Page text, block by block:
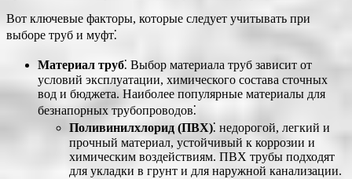
Вот ключевые факторы, которые следует учитывать при
выборе труб и муфт⁚
Материал труб⁚ Выбор материала труб зависит от
условий эксплуатации, химического состава сточных
вод и бюджета. Наиболее популярные материалы для
безнапорных трубопроводов⁚
Поливинилхлорид (ПВХ)⁚ недорогой, легкий и
прочный материал, устойчивый к коррозии и
химическим воздействиям. ПВХ трубы подходят
для укладки в грунт и для наружной канализации.